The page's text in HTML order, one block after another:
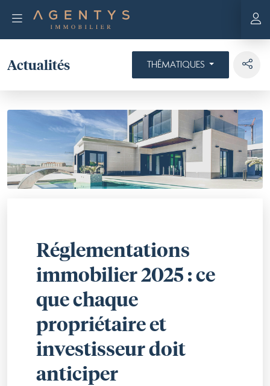
Actualités THÉMATIQUES
Réglementations
immobilier 2025 : ce
que chaque
propriétaire et
investisseur doit
anticiper